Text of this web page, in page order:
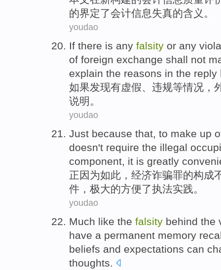
的界定了会计信息失真的含义 。
youdao
If there is any falsity or any
of foreign exchange shall not
explain the reasons in the reply
如果发现有虚假、 违规等情况，
说明 。
youdao
Just because that, to make up
doesn't require the illegal
component, it is greatly
正因为如此 ， 经济诈骗罪的构成
件 ， 极大的方便了执法实践。
youdao
Much like the falsity behind the
have a permanent memory
beliefs and expectations can
thoughts.